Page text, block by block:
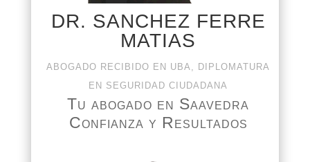
DR. SANCHEZ FERRE
MATIAS
ABOGADO RECIBIDO EN UBA, DIPLOMATURA
EN SEGURIDAD CIUDADANA
Tu abogado en Saavedra
Confianza y Resultados